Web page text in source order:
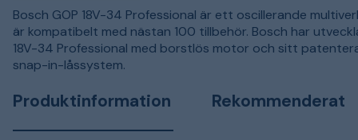
Bosch GOP 18V-34 Professional är ett oscillerande
är kompatibelt med nästan 100 tillbehör. Bosch har
18V-34 Professional med borstlös motor och sitt
snap-in-låssystem.
Produktinformation Rekommenderat